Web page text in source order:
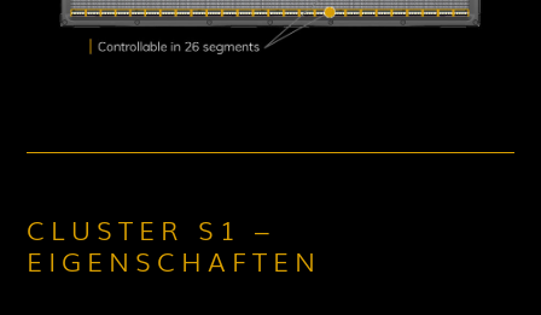
CLUSTER S1 –
EIGENSCHAFTEN